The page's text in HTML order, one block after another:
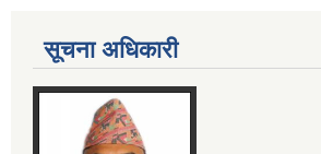
सूचना अधिकारी